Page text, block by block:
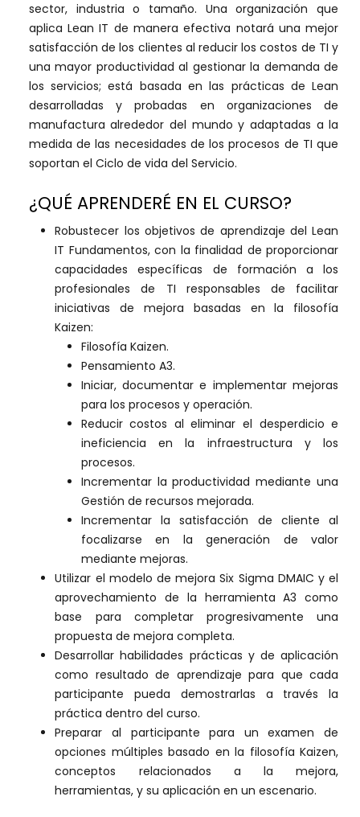
sector, industria o tamaño. Una organización que
aplica Lean IT de manera efectiva notará una mejor
satisfacción de los clientes al reducir los costos de TI y
una mayor productividad al gestionar la demanda de
los servicios; está basada en las prácticas de Lean
desarrolladas y probadas en organizaciones de
manufactura alrededor del mundo y adaptadas a la
medida de las necesidades de los procesos de TI que
soportan el Ciclo de vida del Servicio.
¿QUÉ APRENDERÉ EN EL CURSO?
Robustecer los objetivos de aprendizaje del Lean
IT Fundamentos, con la finalidad de proporcionar
capacidades específicas de formación a los
profesionales de TI responsables de facilitar
iniciativas de mejora basadas en la filosofía
Kaizen:
Filosofía Kaizen.
Pensamiento A3.
Iniciar, documentar e implementar mejoras
para los procesos y operación.
Reducir costos al eliminar el desperdicio e
ineficiencia en la infraestructura y los
procesos.
Incrementar la productividad mediante una
Gestión de recursos mejorada.
Incrementar la satisfacción de cliente al
focalizarse en la generación de valor
mediante mejoras.
Utilizar el modelo de mejora Six Sigma DMAIC y el
aprovechamiento de la herramienta A3 como
base para completar progresivamente una
propuesta de mejora completa.
Desarrollar habilidades prácticas y de aplicación
como resultado de aprendizaje para que cada
participante pueda demostrarlas a través la
práctica dentro del curso.
Preparar al participante para un examen de
opciones múltiples basado en la filosofía Kaizen,
conceptos relacionados a la mejora,
herramientas, y su aplicación en un escenario.